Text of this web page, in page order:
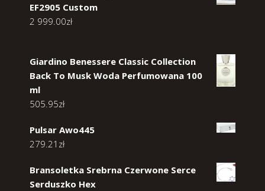
EF2905 Custom
2 999.00zł
Giardino Benessere Classic Collection
Back To Musk Woda Perfumowana 100
ml
505.95zł
Pulsar Awo445
279.21 zł
Bransoletka Srebrna Czerwone Serce
Serduszko Hex